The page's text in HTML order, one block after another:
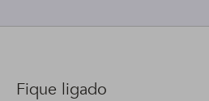
Fique ligado